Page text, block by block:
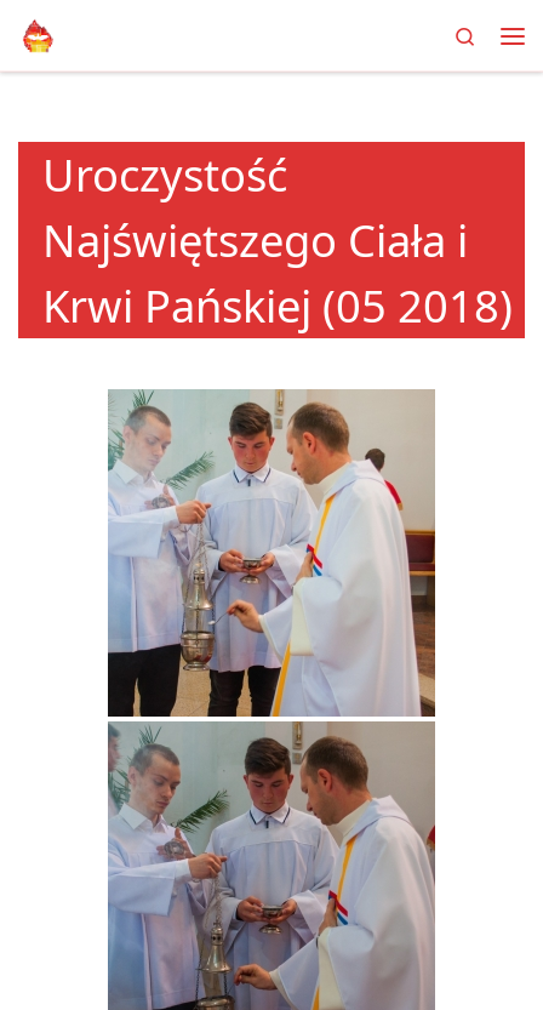
Przejdź do treści
Search
Uroczystość
Najświętszego Ciała i
Krwi Pańskiej (05 2018)